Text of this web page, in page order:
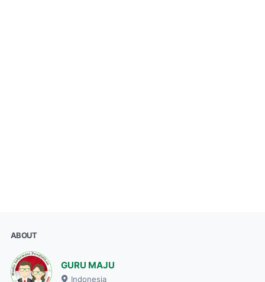
ABOUT
GURU MAJU
Indonesia